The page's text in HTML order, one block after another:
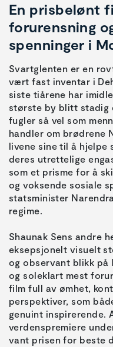
En prisbelønt
forurensning
spenninger i
Svartglenten er en
vært fast inventar i
siste tiårene har
største by blitt stadig
fugler så vel som
handler om brødrene
livene sine til å hjelpe
deres utrettelige
som et prisme for å
og voksende sosiale
statsminister
regime.
Shaunak Sens andre
eksepsjonelt visuelt
og observant blikk på
og soleklart mest
film full av ømhet,
perspektiver, som
genuint inspirerende.
verdenspremiere
vant prisen for beste